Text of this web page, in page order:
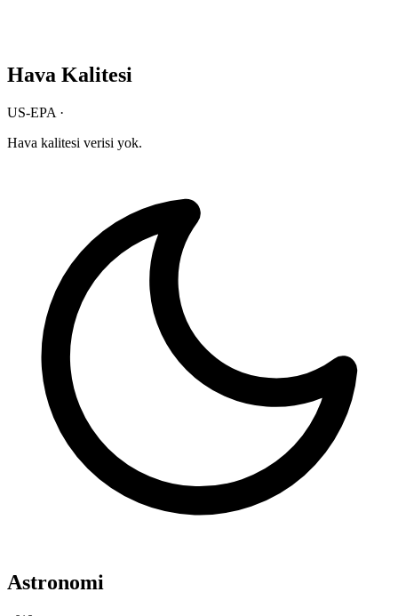
Hava Kalitesi
US-EPA ·
Hava kalitesi verisi yok.
Astronomi